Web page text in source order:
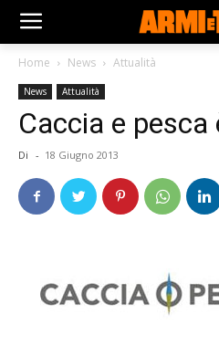
Home News Attualità
News Attualità
Caccia e pesca
Di - 18 Giugno 2013